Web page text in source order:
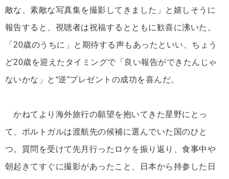
敵な、素敵な写真集を撮影してきました」と嬉しそうに
報告すると、視聴者は祝福するとともに歓喜に沸いた。
「20歳のうちに」と期待する声もあったといい、ちょう
ど20歳を迎えたタイミングで「良い報告ができたんじゃ
ないかな」と“逆”プレゼントの成功を喜んだ。
かねてより海外旅行の願望を抱いてきた星野にとっ
て、ポルトガルは渡航先の候補に選んでいた国のひと
つ。質問を受けて先月行ったロケを振り返り、食事中や
朝起きてすぐに撮影があったこと、日本から持参した日